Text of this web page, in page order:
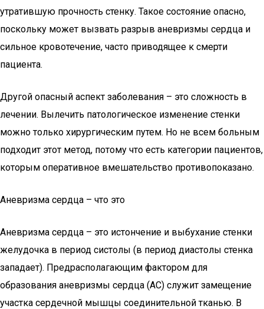
утратившую прочность стенку. Такое состояние опасно,
поскольку может вызвать разрыв аневризмы сердца и
сильное кровотечение, часто приводящее к смерти
пациента.
Другой опасный аспект заболевания – это сложность в
лечении. Вылечить патологическое изменение стенки
можно только хирургическим путем. Но не всем больным
подходит этот метод, потому что есть категории пациентов,
которым оперативное вмешательство противопоказано.
Аневризма сердца – что это
Аневризма сердца – это истончение и выбухание стенки
желудочка в период систолы (в период диастолы стенка
западает). Предрасполагающим фактором для
образования аневризмы сердца (АС) служит замещение
участка сердечной мышцы соединительной тканью. В